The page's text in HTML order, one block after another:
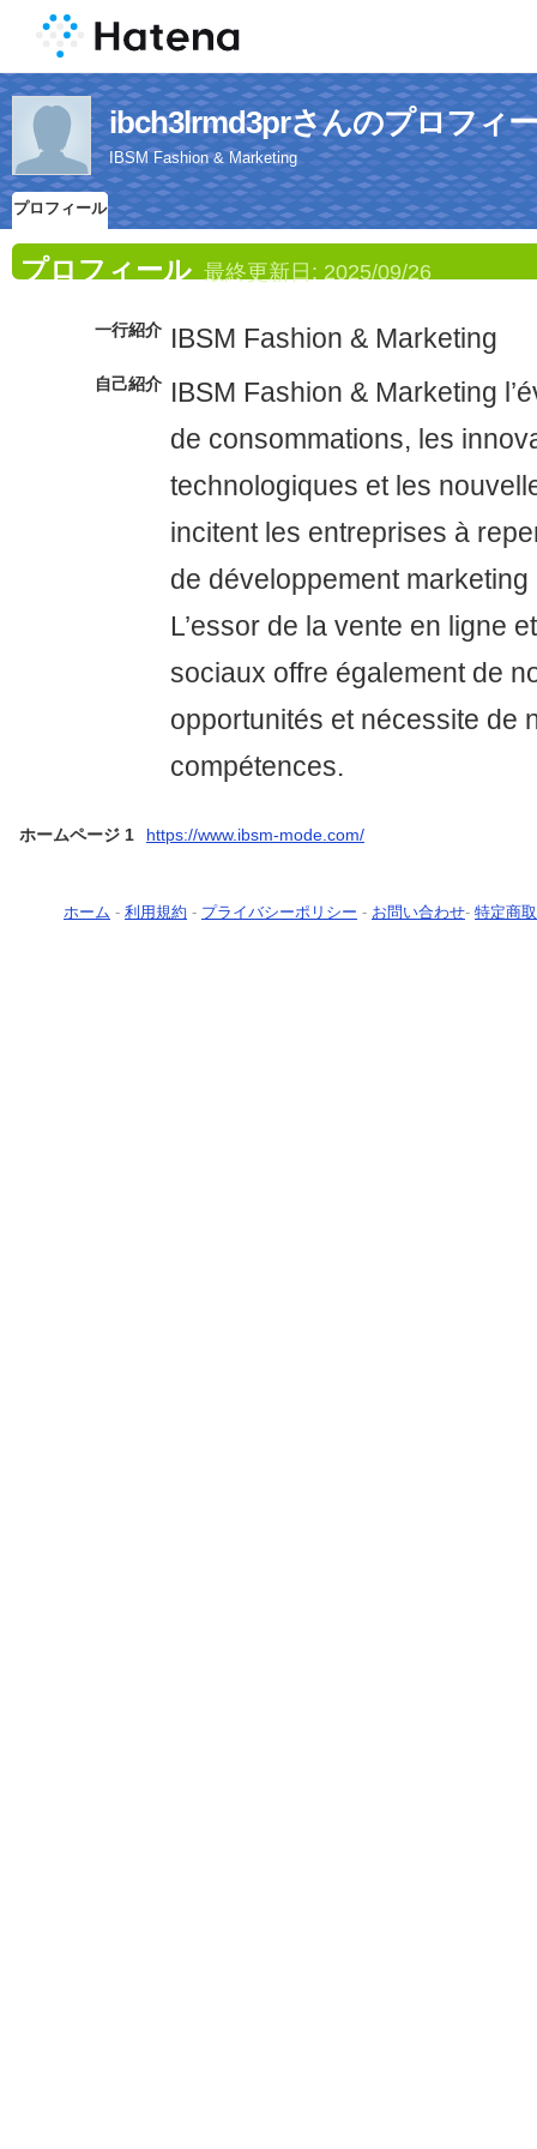
ibch3lrmd3prさんのプロフィ
IBSM Fashion & Marketing
プロフィール
プロフィール 最終更新日: 2025/09/26
一行紹介 IBSM Fashion & Marketing
自己紹介 IBSM Fashion & Marketing
de consommations, les
technologiques et les
incitent les entreprises à
de développement
L’essor de la vente en ligne
sociaux offre également de
opportunités et nécessite de
compétences.
ホームページ 1 https://www.ibsm-mode.com/
ホーム - 利用規約 - プライバシーポリシー - お問い合わせ- 特定商